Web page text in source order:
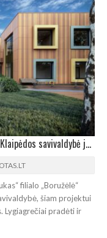
BRĘSTA „BORUŽĖLĖS“ REKONSTRUKCIJA: Klaipėdos savivaldybė jau išdavė statybos leidimą
filialo „Boružėlė“
šiam projektui
Lygiagrečiai pradėti ir